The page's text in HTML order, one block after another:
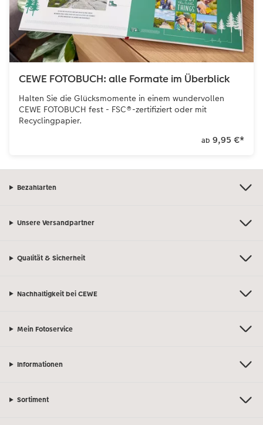
CEWE FOTOBUCH: alle Formate im Überblick
Halten Sie die Glücksmomente in einem wundervollen
CEWE FOTOBUCH fest - FSC®-zertifiziert oder mit
Recyclingpapier.
ab 9,95 €*
Bezahlarten
Unsere Versandpartner
Qualität & Sicherheit
Nachhaltigkeit bei CEWE
Mein Fotoservice
Informationen
Sortiment